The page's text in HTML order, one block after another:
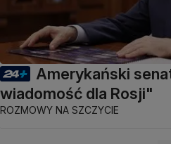
Amerykański
wiadomość dla Rosji"
ROZMOWY NA SZCZYCIE